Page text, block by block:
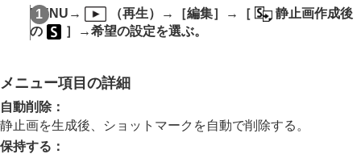
画像を見る
画像の表示方法を変える
撮影した画像を保護する（
トリミング
動画から静止画を切り出す
MENU → （再生）→ ［編集］ → ［
静止画作成後
の
］ →希望の設定を選ぶ。
メニュー項目の詳細
自動削除：
静止画を生成後、ショットマークを自動で削除する。
保持する ：